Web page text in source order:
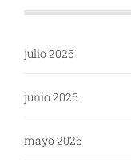
julio 2026
junio 2026
mayo 2026